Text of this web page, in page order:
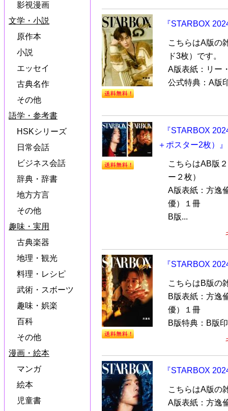
影視漫画
文学・小説
原作本
小説
エッセイ
古典名作
その他
語学・参考書
HSKシリーズ
日常会話
ビジネス会話
辞典・辞書
地方方言
その他
趣味・実用
古典楽器
地理・観光
料理・レシピ
武術・スボーツ
趣味・娯楽
百科
その他
漫画・絵本
マンガ
絵本
児童書
『STARBOX
こちらはA版の
ド3枚）です。
A版表紙：リー
公式特典：A版
『STARBOX
＋ポスター2枚）』
こちらはAB版
ー２枚）
A版表紙：方逸
優）１冊
B版...
『STARBOX
こちらはB版の
B版表紙：方逸
優）１冊
B版特典：B版
『STARBOX
こちらはA版の
A版表紙：方逸